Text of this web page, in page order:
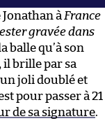
à France
gravée dans
balle qu’à son
il brille par sa
joli doublé et
pour passer à 21
de sa signature.